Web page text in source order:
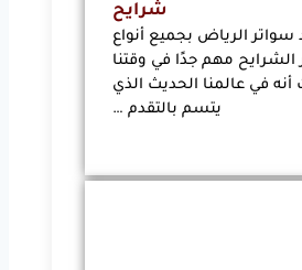
شرايح
سواتر الرياض بجميع أنواع
الشرايح مهم جدًا في وقتنا
أنه في عالمنا الحديث الذي
يتسم بالتقدم …